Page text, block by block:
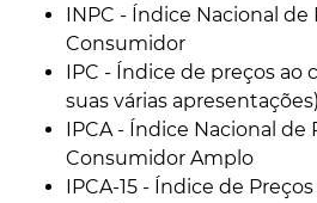
INPC - Índice Nacional de
Consumidor
IPC - Índice de preços ao
suas várias apresentações)
IPCA - Índice Nacional de
Consumidor Amplo
IPCA-15 - Índice de